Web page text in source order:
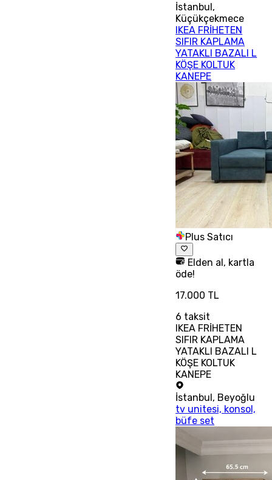
İstanbul,
Küçükçekmece
IKEA FRİHETEN
SIFIR KAPLAMA
YATAKLI BAZALI L
KÖŞE KOLTUK
KANEPE
Plus Satıcı
Elden al, kartla
öde!
17.000 TL
6 taksit
IKEA FRİHETEN
SIFIR KAPLAMA
YATAKLI BAZALI L
KÖŞE KOLTUK
KANEPE
İstanbul , Beyoğlu
tv unitesi, konsol,
büfe set